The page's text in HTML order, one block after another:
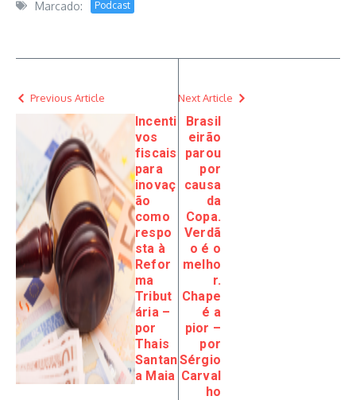
Marcado: Podcast
Previous Article
Incenti
vos
fiscais
para
inovaç
ão
como
respo
sta à
Refor
ma
Tribut
ária –
por
Thais
Santan
a Maia
Next Article
Brasil
eirão
parou
por
causa
da
Copa.
Verdã
o é o
melho
r.
Chape
é a
pior –
por
Sérgio
Carval
ho